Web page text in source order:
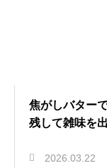
焦がしバター
残して雑味を
2026.03.22